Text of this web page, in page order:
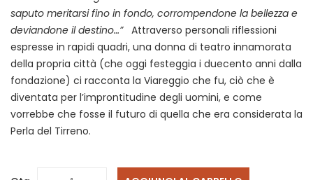
saputo meritarsi fino in fondo, corrompendone la bellezza e
deviandone il destino…”Attraverso personali riflessioni
espresse in rapidi quadri, una donna di teatro innamorata
della propria città (che oggi festeggia i duecento anni dalla
fondazione) ci racconta la Viareggio che fu, ciò che è
diventata per l’improntitudine degli uomini, e come
vorrebbe che fosse il futuro di quella che era considerata la
Perla del Tirreno.